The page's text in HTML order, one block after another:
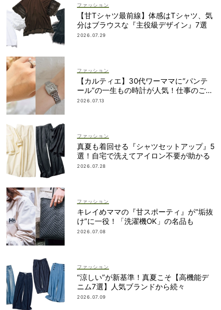
ファッション
【甘Tシャツ最前線】体感はTシャツ、気
分はブラウスな『主役級デザイン』7選
2026.07.29
ファッション
【カルティエ】30代ワーママに“パンテ
ール”の一生もの時計が人気！仕事のご褒
美＆節目買いに
2026.07.13
ファッション
真夏も着回せる『シャツセットアップ』5
選！自宅で洗えてアイロン不要が助かる
2026.07.28
ファッション
キレイめママの『甘スポーティ』が“垢抜
け”に一役！「洗濯機OK」の名品も
2026.07.08
ファッション
“涼しい”が新基準！真夏こそ【高機能デ
ニム7選】人気ブランドから続々
2026.07.09